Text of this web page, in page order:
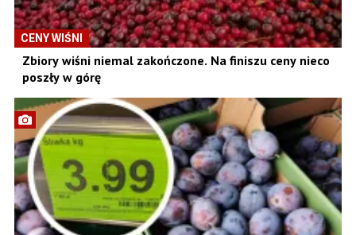
CENY WIŚNI
Zbiory wiśni niemal zakończone. Na finiszu ceny nieco
poszły w górę